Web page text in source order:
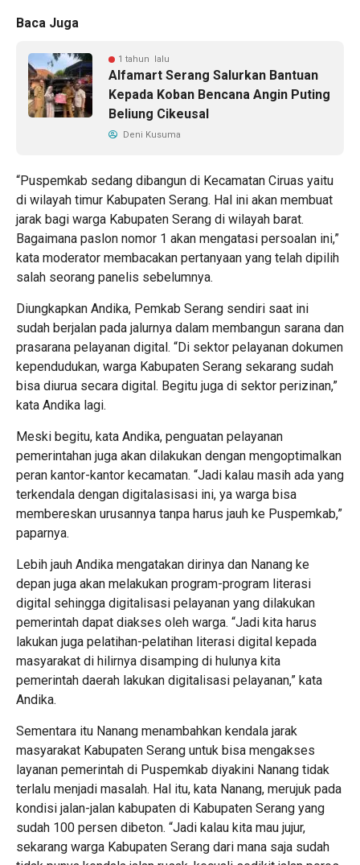
Baca Juga
1 tahun lalu
Alfamart Serang Salurkan Bantuan
Kepada Koban Bencana Angin Puting
Beliung Cikeusal
Deni Kusuma
“Puspemkab sedang dibangun di Kecamatan Ciruas yaitu
di wilayah timur Kabupaten Serang. Hal ini akan membuat
jarak bagi warga Kabupaten Serang di wilayah barat.
Bagaimana paslon nomor 1 akan mengatasi persoalan ini,”
kata moderator membacakan pertanyaan yang telah dipilih
salah seorang panelis sebelumnya.
Diungkapkan Andika, Pemkab Serang sendiri saat ini
sudah berjalan pada jalurnya dalam membangun sarana dan
prasarana pelayanan digital. “Di sektor pelayanan dokumen
kependudukan, warga Kabupaten Serang sekarang sudah
bisa diurua secara digital. Begitu juga di sektor perizinan,”
kata Andika lagi.
Meski begitu, kata Andika, penguatan pelayanan
pemerintahan juga akan dilakukan dengan mengoptimalkan
peran kantor-kantor kecamatan. “Jadi kalau masih ada yang
terkendala dengan digitalasisasi ini, ya warga bisa
membereskan urusannya tanpa harus jauh ke Puspemkab,”
paparnya.
Lebih jauh Andika mengatakan dirinya dan Nanang ke
depan juga akan melakukan program-program literasi
digital sehingga digitalisasi pelayanan yang dilakukan
pemerintah dapat diakses oleh warga. “Jadi kita harus
lakukan juga pelatihan-pelatihan literasi digital kepada
masyarakat di hilirnya disamping di hulunya kita
pemerintah daerah lakukan digitalisasi pelayanan,” kata
Andika.
Sementara itu Nanang menambahkan kendala jarak
masyarakat Kabupaten Serang untuk bisa mengakses
layanan pemerintah di Puspemkab diyakini Nanang tidak
terlalu menjadi masalah. Hal itu, kata Nanang, merujuk pada
kondisi jalan-jalan kabupaten di Kabupaten Serang yang
sudah 100 persen dibeton. “Jadi kalau kita mau jujur,
sekarang warga Kabupaten Serang dari mana saja sudah